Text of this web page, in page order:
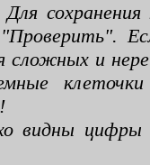
сохранения
сложных и
клеточки
видны